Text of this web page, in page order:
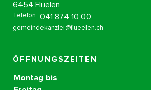
6454 Flüelen
Telefon: 041 874 10 00
gemeindekanzlei@flueelen.ch
ÖFFNUNGSZEITEN
Montag bis